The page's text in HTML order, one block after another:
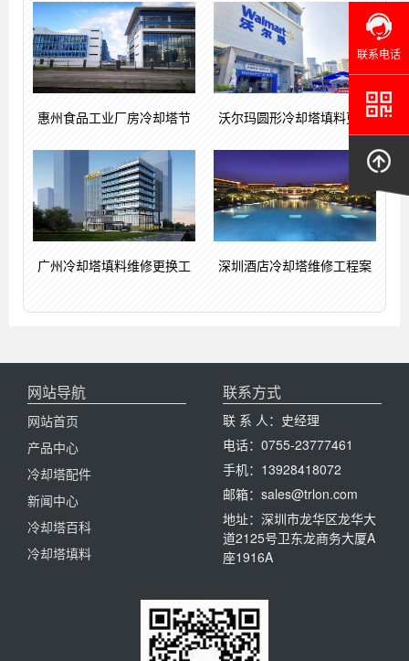
惠州食品工业厂房冷却塔节 沃尔玛圆形冷却塔填料更换
广州冷却塔填料维修更换工 深圳酒店冷却塔维修工程案
网站导航
网站首页
产品中心
冷却塔配件
新闻中心
冷却塔百科
冷却塔填料
联系方式
联 系 人：史经理
电话：0755-23777461
手机：13928418072
邮箱：sales@trlon.com
地址：深圳市龙华区龙华大
道2125号卫东龙商务大厦A
座1916A
联系电话